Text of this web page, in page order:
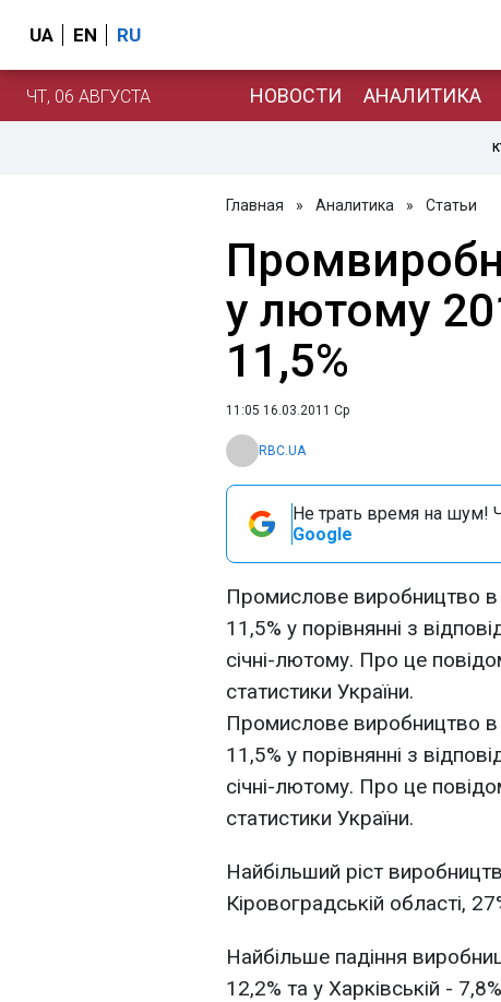
UA EN RU
ЧТ, 06 АВГУСТА НОВОСТИ АНАЛИТИКА
Главная » Аналитика » Статьи
у лютому
11,5%
11:05 16.03.2011 Ср
RBC.UA
Не трать время на шум!
Google
Промислове виробництво в
11,5% у порівнянні з
січні-лютому. Про це
статистики України.
Промислове виробництво в
11,5% у порівнянні з
січні-лютому. Про це
статистики України.
Найбільший ріст
Кіровоградській області,
Найбільше падіння
12,2% та у Харківській -